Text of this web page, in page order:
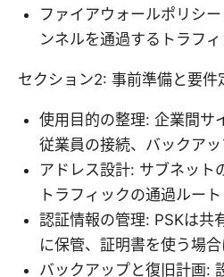
ファイアウォールポリシ
ンネルを通過するトラフ
セクション2: 事前準備と要件
使用目的の整理: 企業間サ
従業員の接続、バックア
アドレス設計: サブネット
トラフィックの通過ルート
認証情報の管理: PSKは共
に保管、証明書を使う場
バックアップと復旧計画: